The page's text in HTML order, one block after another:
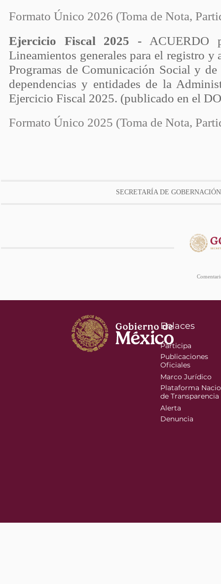
Formato Único 2026 (Toma de Nota,
Ejercicio Fiscal 2025 - ACUERDO
Lineamientos generales para el registro y
Programas de Comunicación Social y
dependencias y entidades de la
Ejercicio Fiscal 2025. (publicado en el
Formato Único 2025 (Toma de Nota,
SECRETARÍA DE